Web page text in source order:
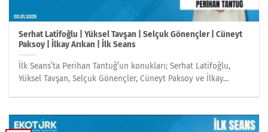
Serhat Latifoğlu | Yüksel Tavşan | Selçuk Gönençler | Cüneyt
Paksoy | İlkay Arıkan | İlk Seans
İlk Seans’ta Perihan Tantuğ’un konukları; Serhat Latifoğlu,
Yüksel Tavşan, Selçuk Gönençler, Cüneyt Paksoy ve İlkay...